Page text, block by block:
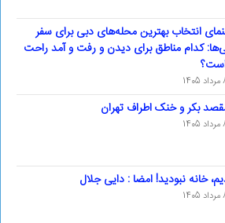
انتخاب بهترین محله‌های دبی برای سفر
کدام مناطق برای دیدن و رفت و آمد راحت
خانه نبودید! امضا : دایی جلال